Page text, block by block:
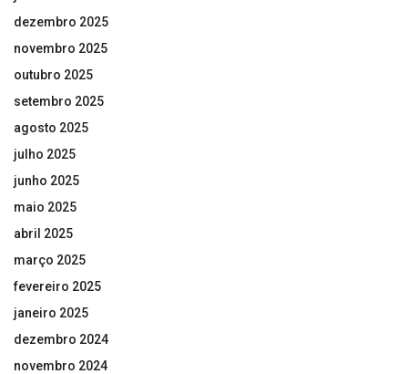
dezembro 2025
novembro 2025
outubro 2025
setembro 2025
agosto 2025
julho 2025
junho 2025
maio 2025
abril 2025
março 2025
fevereiro 2025
janeiro 2025
dezembro 2024
novembro 2024